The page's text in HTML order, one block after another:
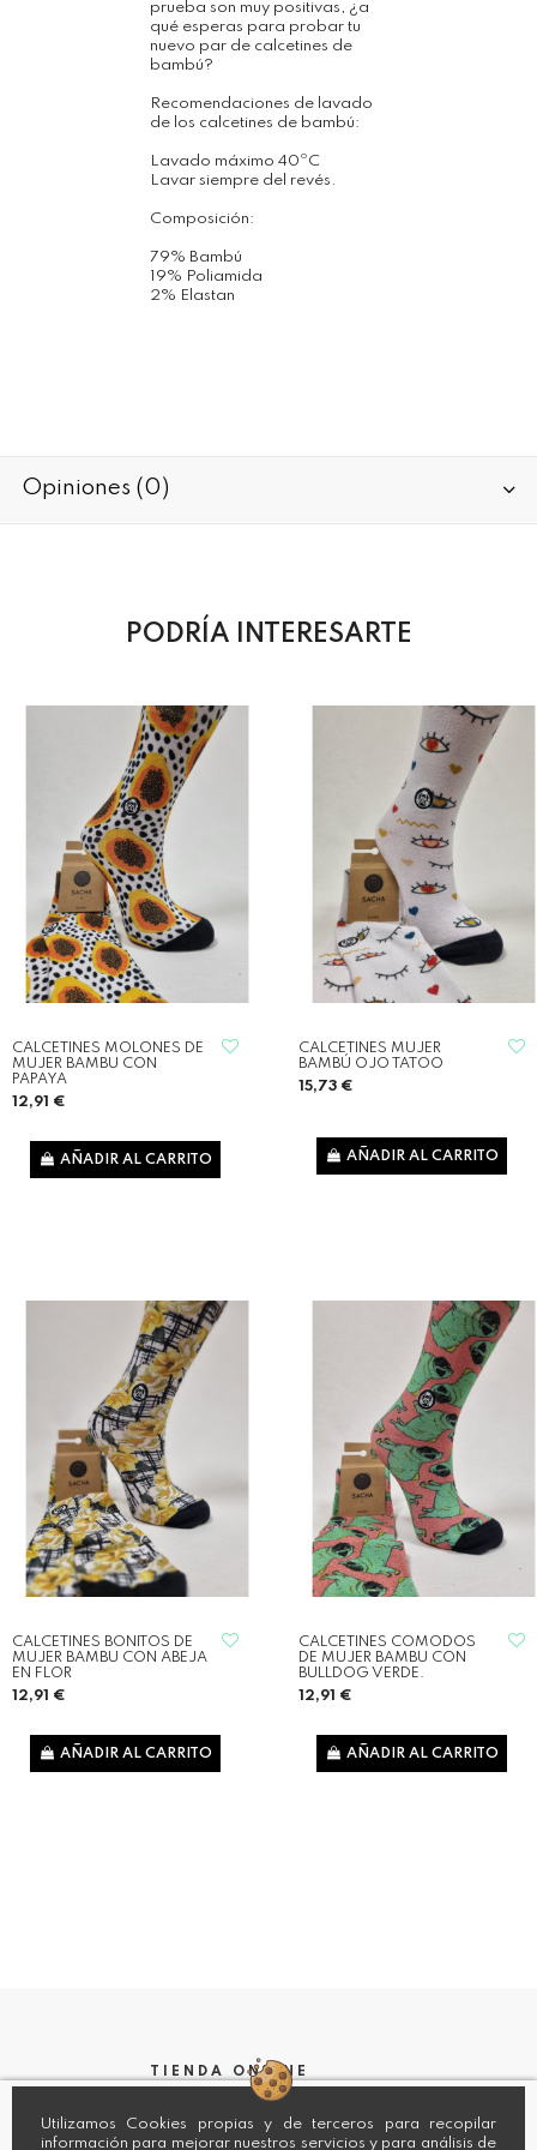
Utilizamos Cookies propias y de terceros para recopilar
información para mejorar nuestros servicios y para análisis de
prueba son muy positivas, ¿a
qué esperas para probar tu
nuevo par de calcetines de
bambú?
Recomendaciones de lavado
de los calcetines de bambú:
Lavado máximo 40ºC
Lavar siempre del revés.
Composición:
79% Bambú
19% Poliamida
2% Elastan
Opiniones (0)
PODRÍA INTERESARTE
CALCETINES MOLONES DE
MUJER BAMBU CON
PAPAYA
12,91 €
AÑADIR AL CARRITO
CALCETINES MUJER
BAMBÚ OJO TATOO
15,73 €
AÑADIR AL CARRITO
CALCETINES BONITOS DE
MUJER BAMBU CON ABEJA
EN FLOR
12,91 €
AÑADIR AL CARRITO
CALCETINES COMODOS
DE MUJER BAMBU CON
BULLDOG VERDE.
12,91 €
AÑADIR AL CARRITO
TIENDA ONLINE
Política de privacidad